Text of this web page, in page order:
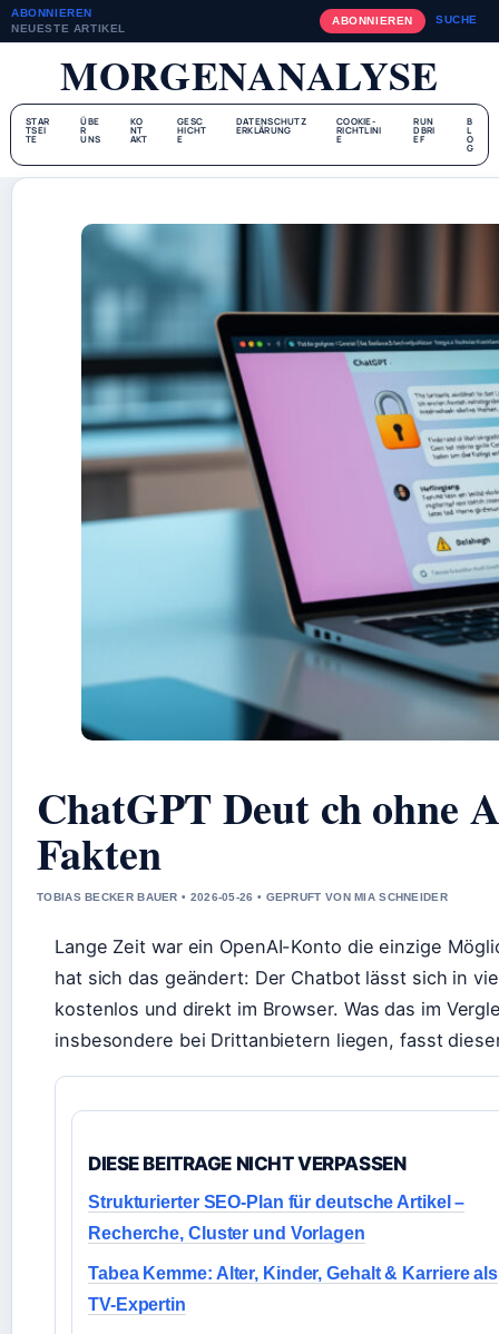
ABONNIEREN
NEUESTE ARTIKEL
ABONNIEREN SUCHE
MORGENANALYSE
STAR
TSEI
TE
ÜBE
R
UNS
KO
NT
AKT
GESC
HICHT
E
DATENSCHUTZ
ERKLÄRUNG
COOKIE-
RICHTLINI
E
RUN
DBRI
EF
B
L
O
G
ChatGPT Deut ch ohne
Fakten
TOBIAS BECKER BAUER • 2026-05-26 • GEPRUFT VON MIA SCHNEIDER
Lange Zeit war ein OpenAI-Konto die einzige
hat sich das geändert: Der Chatbot lässt sich in
kostenlos und direkt im Browser. Was das im
insbesondere bei Drittanbietern liegen, fasst
DIESE BEITRAGE NICHT VERPASSEN
Strukturierter SEO-Plan für deutsche Artikel –
Recherche, Cluster und Vorlagen
Tabea Kemme: Alter, Kinder, Gehalt & Karriere als
TV-Expertin